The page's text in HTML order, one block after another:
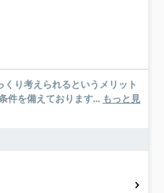
り考えられるというメリット
件を備えております... もっと見